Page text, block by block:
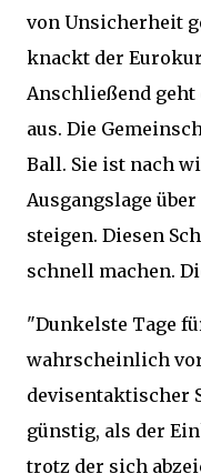
von Unsicherheit
knackt der
Anschließend geht
aus. Die
Ball. Sie ist nach
Ausgangslage
steigen. Diesen
schnell machen.
"Dunkelste Tage
wahrscheinlich
devisentaktischer
günstig, als der
trotz der sich